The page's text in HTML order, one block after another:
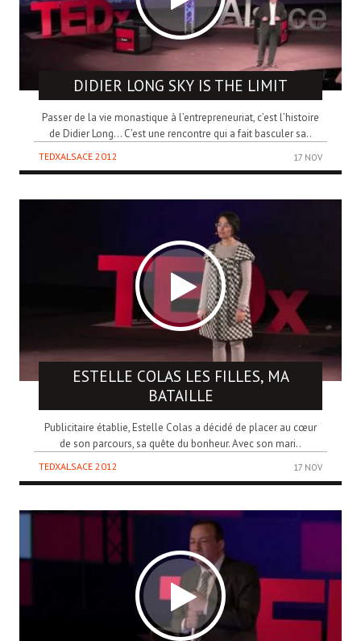
DIDIER LONG SKY IS THE LIMIT
Passer de la vie monastique à l’entrepreneuriat, c’est l’histoire
de Didier Long… C’est une rencontre qui a fait basculer sa..
TEDXALSACE 2012 17 NOV
ESTELLE COLAS LES FILLES, MA
BATAILLE
Publicitaire établie, Estelle Colas a décidé de placer au cœur
de son parcours, sa quête du bonheur. Avec son mari..
TEDXALSACE 2012 17 NOV